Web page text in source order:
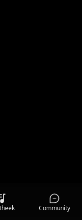
Community